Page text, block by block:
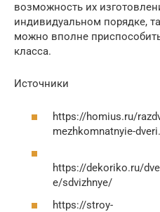
возможность их
индивидуальном порядке,
можно вполне
класса.
Источники
https://homius.ru/
mezhkomnatnyie-
https://dekoriko.ru/
e/sdvizhnye/
https://stroy-